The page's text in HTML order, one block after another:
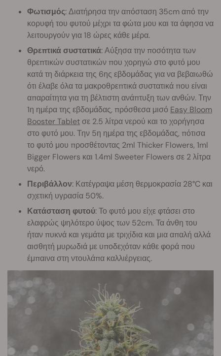
Φωτισμός: Διατήρησα την απόσταση 35cm από την
κορυφή του φυτού μέχρι τα φώτα μου και τα άφησα να
λειτουργούν για 18 ώρες κάθε μέρα.
Θρεπτικά συστατικά: Αύξησα την ποσότητα των
θρεπτικών συστατικών που χορηγώ στο φυτό μου
κατά τη διάρκεια της 6ης εβδομάδας για να βεβαιωθώ
ότι έλαβε όλα τα μακροθρεπτικά συστατικά που είναι
απαραίτητα για τη βέλτιστη ανάπτυξη των ανθών. Την
1η ημέρα της εβδομάδας, πρόσθεσα μισό Easy Bloom
Booster Tabletσε 2.5 λίτρα νερού και το χορήγησα
στο φυτό μου. Την 5η ημέρα της εβδομάδας, πότισα
το φυτό μου προσθέτοντας 2ml Thicker Flowers, 1ml
Bigger Flowers και 1.4ml Sweeter Flowers σε 2 λίτρα
νερό.
Περιβάλλον: Κατέγραψα μέση θερμοκρασία 28°C και
σχετική υγρασία 50%.
Κατάσταση φυτού: Το φυτό μου είχε φτάσει στο
ελαφρώς ψηλότερο ύψος των 52cm. Τα άνθη του
ήταν πυκνά και γεμάτα με τριχίδια και μια απαλή αλλά
αισθητή μυρωδιά με υποδεχόταν κάθε φορά που
έμπαινα στη ντουλάπα καλλιέργειας.